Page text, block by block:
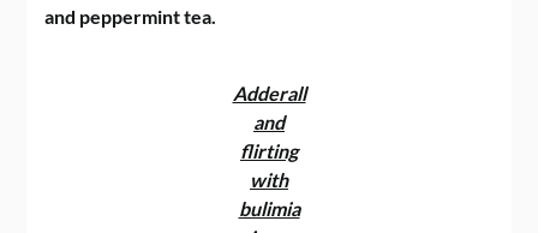
and peppermint tea.
Adderall
and
flirting
with
bulimia